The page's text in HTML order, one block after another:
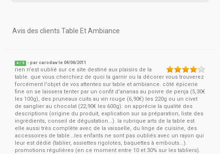
Avis des clients Table Et Ambiance
4 / 5 - parcarodav le 04/06/2011
rien n'est oublié sur ce site destiné aux plaisirs de la
table. que vous cherchiez de quoi la garnir ou la décorer vous trouverez
forcément l'objet de vos attentes sur table et ambiance. côté épicerie
fine on se laissera tenter par un confit d'ananas au poivre de penja (5,30€
les 100g), des pruneaux cuits au vin rouge (6,90€) les 220g ou un civet
de sanglier au chocolat (22,90€ les 600g). on apprécie la qualité des
descriptions (origine du produit, explication sur sa préparation, liste des
ingrédients, conseil de dégustation...). la rubrique arts de la table est
elle aussi très complète avec de la vaisselle, du linge de cuisine, des
accessoires de table...les enfants ne sont pas oubliés avec un rayon qui
leur est dédié (tablier, assiettes rigolotes, baquettes à embouts...).
promotions régulières (en ce moment entre 10 et 30% sur les tabliers).